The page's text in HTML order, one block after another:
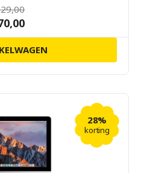
28%
korting